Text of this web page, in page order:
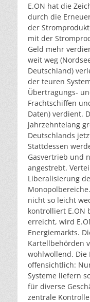
E.ON hat die
durch die
der
mit der
Geld mehr
weit weg
Deutschland)
der teuren
Übertragungs-
Frachtschiffen
Daten) verdient.
jahrzehntelang
Deutschlands
Stattdessen
Gasvertrieb und
angestrebt.
Liberalisierung
nicht so leicht
kontrolliert E.ON
erreicht, wird
Energiemarkts.
Kartellbehörden
wohlwollend. Die
offensichtlich:
Systeme liefern
für diverse
zentrale